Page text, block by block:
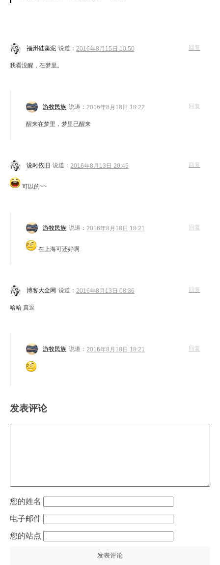
福州硅藻泥 说道： 2016年8月15日 10:50
我看没醒，在梦里。
回复
游牧民族 说道： 2016年8月18日 18:22
醒来在梦里，梦里已醒来
回复
说时依旧 说道： 2016年8月13日 20:45
可以的~~
回复
游牧民族 说道： 2016年8月18日 18:21
在上海可还好啊
回复
博客大全网 说道： 2016年8月13日 08:36
哈哈 真逗
回复
游牧民族 说道： 2016年8月18日 18:21 回复
发表评论
姓名
电子邮件
站点